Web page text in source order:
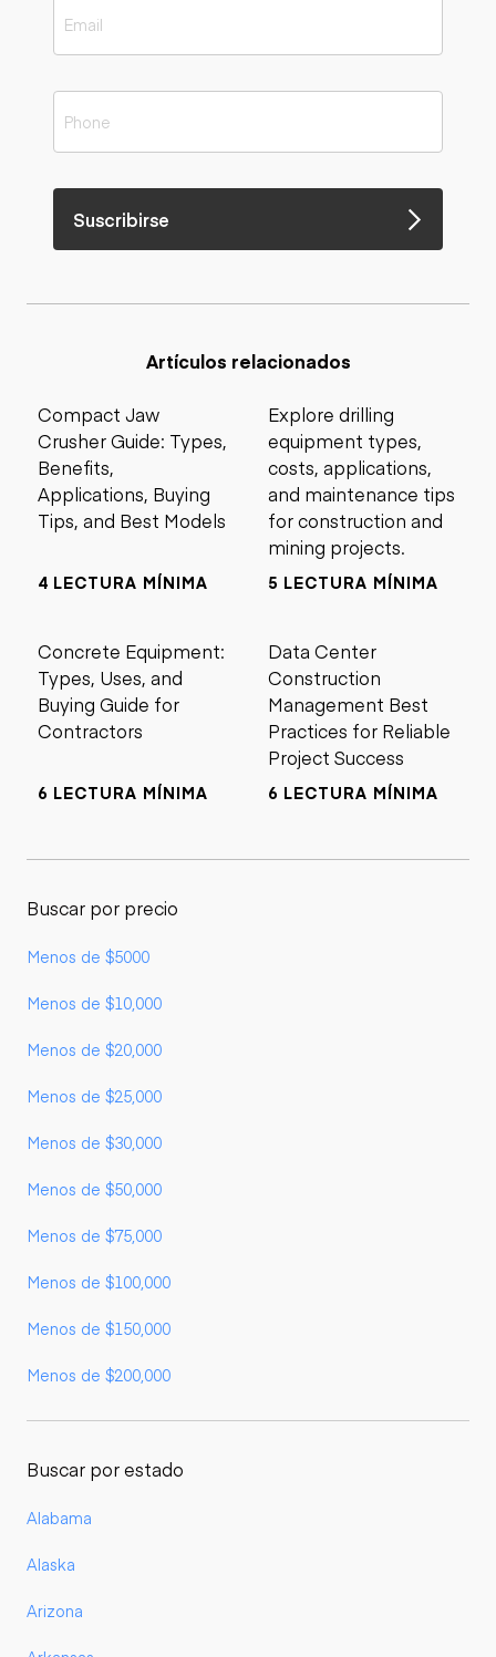
Suscribirse
Artículos relacionados
Compact Jaw
Crusher Guide: Types,
Benefits,
Applications, Buying
Tips, and Best Models
4 LECTURA MÍNIMA
Explore drilling
equipment types,
costs, applications,
and maintenance tips
for construction and
mining projects.
5 LECTURA MÍNIMA
Concrete Equipment:
Types, Uses, and
Buying Guide for
Contractors
6 LECTURA MÍNIMA
Data Center
Construction
Management Best
Practices for Reliable
Project Success
6 LECTURA MÍNIMA
Buscar por precio
Menos de $5000
Menos de $10,000
Menos de $20,000
Menos de $25,000
Menos de $30,000
Menos de $50,000
Menos de $75,000
Menos de $100,000
Menos de $150,000
Menos de $200,000
Buscar por estado
Alabama
Alaska
Arizona